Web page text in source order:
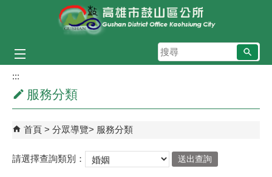
跳到主要內容區塊
搜
尋
:::
服務分類
首頁 分眾導覽 服務分類
請選擇查詢類別：